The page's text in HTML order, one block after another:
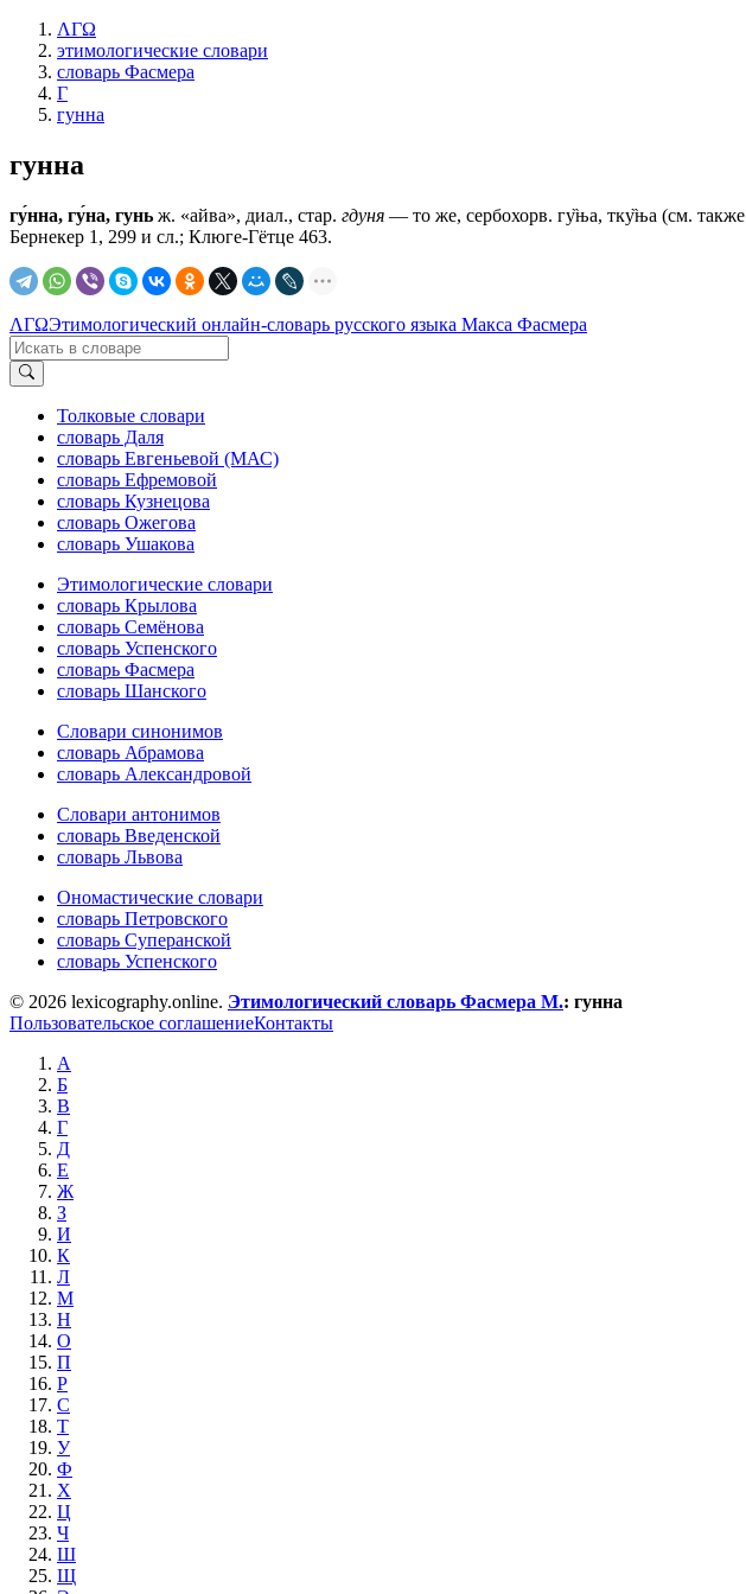
ΛΓΩ
этимологические словари
словарь Фасмера
Г
гунна
гунна
гу́нна, гу́на, гунь ж. «айва», диал., стар. гдуня — то же, сербохорв. гу̏ња, тку̏ња (см. также
Бернекер 1, 299 и сл.; Клюге-Гётце 463.
ΛΓΩЭтимологический онлайн-словарь русского языка Макса Фасмера
Толковые словари
словарь Даля
словарь Евгеньевой (МАС)
словарь Ефремовой
словарь Кузнецова
словарь Ожегова
словарь Ушакова
Этимологические словари
словарь Крылова
словарь Семёнова
словарь Успенского
словарь Фасмера
словарь Шанского
Словари синонимов
словарь Абрамова
словарь Александровой
Словари антонимов
словарь Введенской
словарь Львова
Ономастические словари
словарь Петровского
словарь Суперанской
словарь Успенского
© 2026 lexicography.online. Этимологический словарь Фасмера М.: гунна
Пользовательское соглашениеКонтакты
А
Б
В
Г
Д
Е
Ж
З
И
К
Л
М
Н
О
П
Р
С
Т
У
Ф
Х
Ц
Ч
Ш
Щ